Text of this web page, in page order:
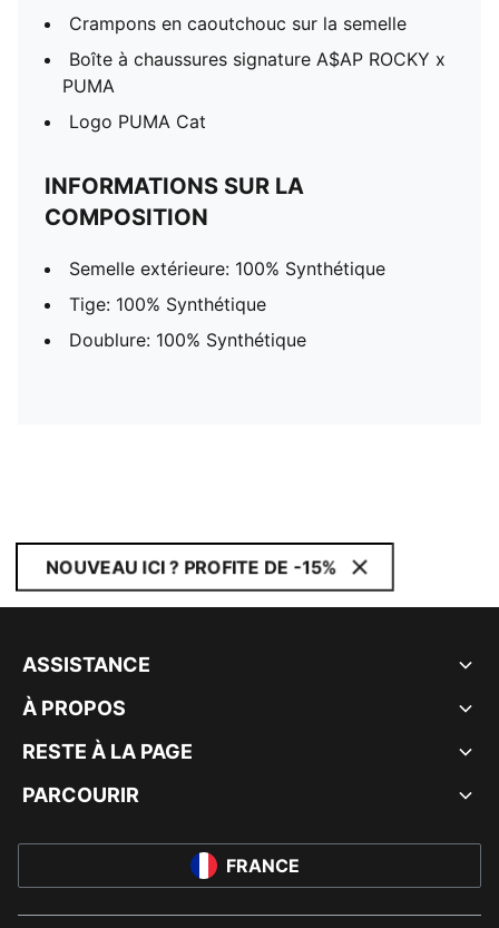
Crampons en caoutchouc sur la semelle
Boîte à chaussures signature A$AP ROCKY x
PUMA
Logo PUMA Cat
INFORMATIONS SUR LA
COMPOSITION
Semelle extérieure: 100% Synthétique
Tige: 100% Synthétique
Doublure: 100% Synthétique
NOUVEAU ICI ? PROFITE DE -15%
ASSISTANCE
À PROPOS
RESTE À LA PAGE
PARCOURIR
FRANCE